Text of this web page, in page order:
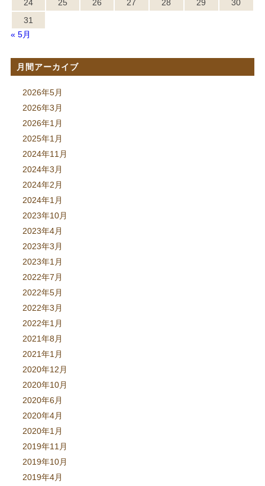
24 25 26 27 28 29
30
31
« 5月
月間アーカイブ
2026年5月
2026年3月
2026年1月
2025年1月
2024年11月
2024年3月
2024年2月
2024年1月
2023年10月
2023年4月
2023年3月
2023年1月
2022年7月
2022年5月
2022年3月
2022年1月
2021年8月
2021年1月
2020年12月
2020年10月
2020年6月
2020年4月
2020年1月
2019年11月
2019年10月
2019年4月